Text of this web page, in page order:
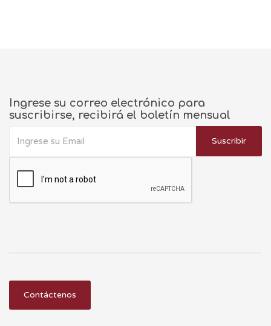
Ingrese su correo electrónico para
suscribirse, recibirá el boletín mensual
Suscribir
Contáctenos